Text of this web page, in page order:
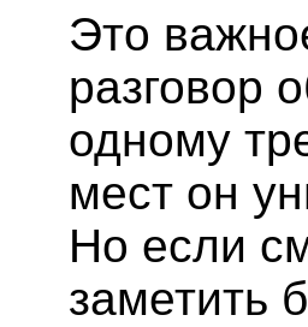
Это
разговор
одному
мест он
Но если
заметить